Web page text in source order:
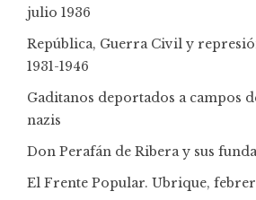
julio 1936
República, Guerra Civil y
1931-1946
Gaditanos deportados a campos
nazis
Don Perafán de Ribera y sus
El Frente Popular. Ubrique,